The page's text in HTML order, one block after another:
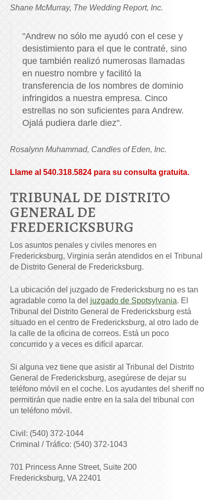
Shane McMurray, The Wedding Report, Inc.
"Andrew no sólo me ayudó con el cese y
desistimiento para el que le contraté, sino
que también realizó numerosas llamadas
en nuestro nombre y facilitó la
transferencia de los nombres de dominio
infringidos a nuestra empresa. Cinco
estrellas no son suficientes para Andrew.
Ojalá pudiera darle diez".
Rosalynn Muhammad, Candles of Eden, Inc.
Llame al 540.318.5824 para su consulta gratuita.
TRIBUNAL DE DISTRITO
GENERAL DE
FREDERICKSBURG
Los asuntos penales y civiles menores en
Fredericksburg, Virginia serán atendidos en el Tribunal
de Distrito General de Fredericksburg.
La ubicación del juzgado de Fredericksburg no es tan
agradable como la del juzgado de Spotsylvania. El
Tribunal del Distrito General de Fredericksburg está
situado en el centro de Fredericksburg, al otro lado de
la calle de la oficina de correos. Está un poco
concurrido y a veces es difícil aparcar.
Si alguna vez tiene que asistir al Tribunal del Distrito
General de Fredericksburg, asegúrese de dejar su
teléfono móvil en el coche. Los ayudantes del sheriff no
permitirán que nadie entre en la sala del tribunal con
un teléfono móvil.
Civil: (540) 372-1044
Criminal / Tráfico: (540) 372-1043
701 Princess Anne Street, Suite 200
Fredericksburg, VA 22401